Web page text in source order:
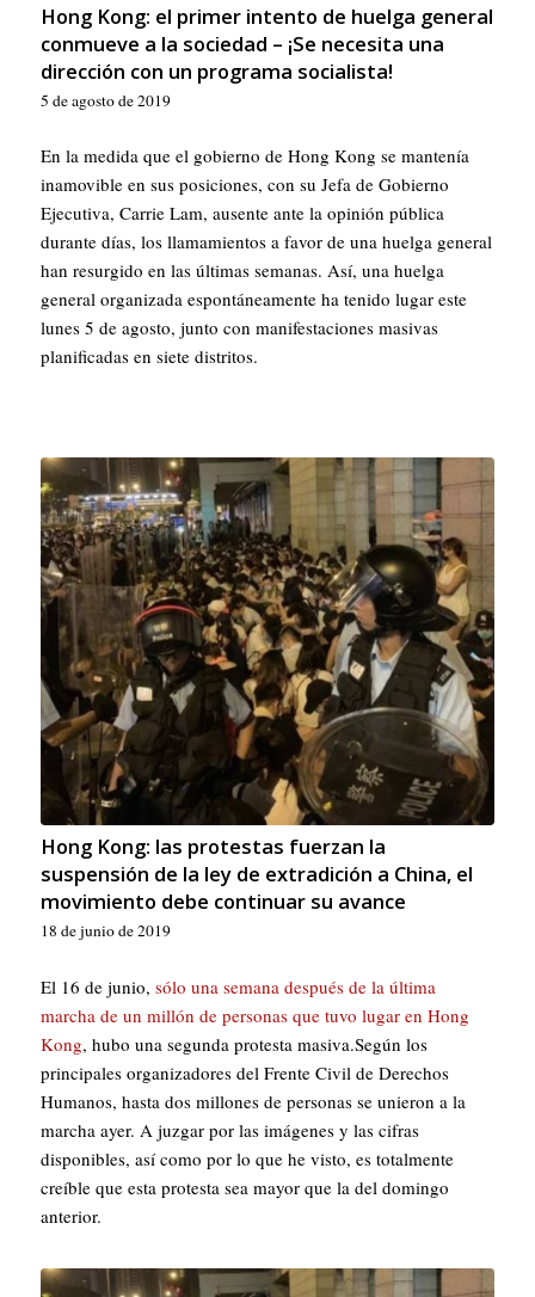
Hong Kong: el primer intento de huelga general
conmueve a la sociedad – ¡Se necesita una
dirección con un programa socialista!
5 de agosto de 2019
En la medida que el gobierno de Hong Kong se mantenía
inamovible en sus posiciones, con su Jefa de Gobierno
Ejecutiva, Carrie Lam, ausente ante la opinión pública
durante días, los llamamientos a favor de una huelga general
han resurgido en las últimas semanas. Así, una huelga
general organizada espontáneamente ha tenido lugar este
lunes 5 de agosto, junto con manifestaciones masivas
planificadas en siete distritos.
Hong Kong: las protestas fuerzan la
suspensión de la ley de extradición a China, el
movimiento debe continuar su avance
18 de junio de 2019
El 16 de junio, sólo una semana después de la última
marcha de un millón de personas que tuvo lugar en Hong
Kong, hubo una segunda protesta masiva.Según los
principales organizadores del Frente Civil de Derechos
Humanos, hasta dos millones de personas se unieron a la
marcha ayer. A juzgar por las imágenes y las cifras
disponibles, así como por lo que he visto, es totalmente
creíble que esta protesta sea mayor que la del domingo
anterior.